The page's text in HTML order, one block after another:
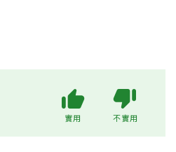
實用 不實用